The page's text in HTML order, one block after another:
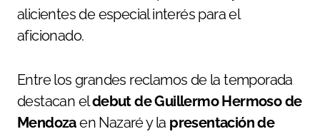
alicientes de especial interés para el
aficionado.
Entre los grandes reclamos de la temporada
destacan eldebut de Guillermo Hermoso de
Mendozaen Nazaré y la presentación de